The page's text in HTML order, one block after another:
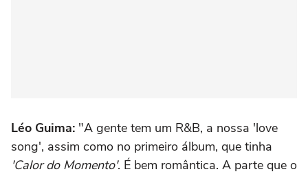
Léo Guima: "A gente tem um R&B, a nossa 'love
song', assim como no primeiro álbum, que tinha
'Calor do Momento'. É bem romântica. A parte que o